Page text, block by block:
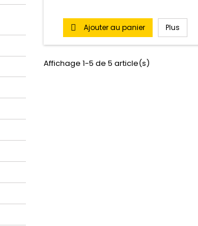
 Ajouter au panier Plus
Affichage 1-5 de 5 article(s)